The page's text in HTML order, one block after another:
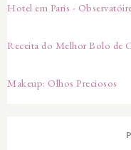
Hotel em Paris -
Receita do Melhor Bolo de
Makeup: Olhos Preciosos